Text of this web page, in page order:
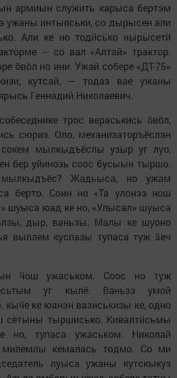
армиын служить карыса бертэм
ужаны интыяськи, со дырысен али
Али ке но тодӥсько нырысетӥ
— со вал «Алтай» трактор.
ӧвӧл но ини. Ужай собере «ДТ-75»
кутсай, — тодаз вае ужаны
Геннадий Николаевич.
трос вераськись ӧвӧл,
сюриз. Оло, механизаторъёслэн
мылкыдъёслы узыр уг луо,
бер уйинозь соос бусыын тыршо.
Жадьыса, но ужам
берто. Соин но «Та улонэз нош
шуыса юад ке но, «Улысал» шуыса
дыр, ваньзы. Малы ке шуоно
выллем куспазы тупаса туж ӟеч
ӵош ужаськом. Соос но туж
уг кылё. Ваньзэ умой
ке юанэн вазиськизы ке, одно
сётыны тыршисько. Кивалтӥсьмы
но, тупаса ужаськом. Николай
милемлы кемалась тодмо. Со ми
луыса ужаны кутскыкуз